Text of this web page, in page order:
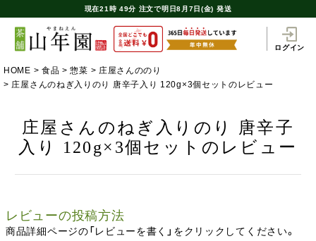
現在21時 49分 注文で明日8月7日(金) 発送
ログイン
HOME 食品 惣菜
庄屋さんののり
庄屋さんのねぎ入りのり 唐辛子入り 120g×3個セットのレビュー
庄屋さんのねぎ入りのり 唐辛子
入り 120g×3個セットのレビュー
レビューの投稿方法
商品詳細ページの「レビューを書く」をクリックしてください。